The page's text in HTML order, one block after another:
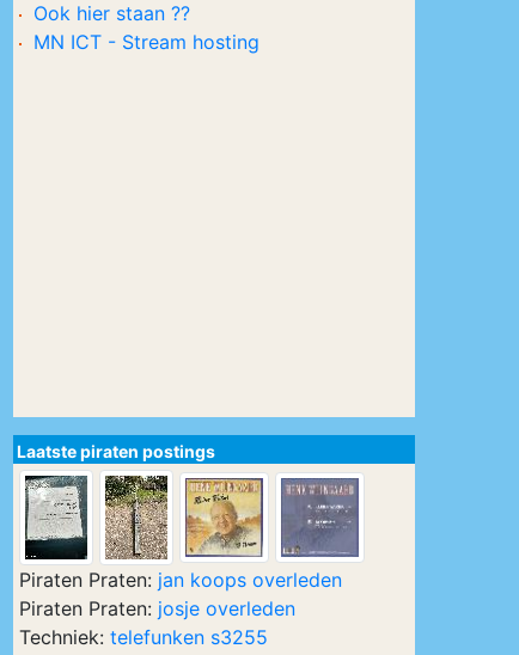
Ook hier staan ??
MN ICT - Stream hosting
Laatste piraten postings
Piraten Praten: jan koops overleden
Piraten Praten: josje overleden
Techniek: telefunken s3255